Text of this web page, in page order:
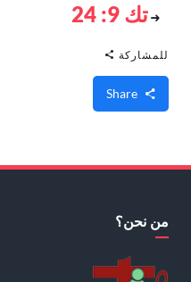
تك 9: 24
للمشاركة
من نحن؟